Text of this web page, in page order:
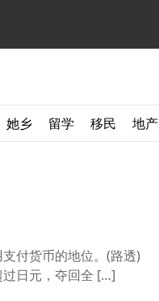
她乡 留学 移民 地产
付货币的地位。(路透)
过日元，夺回全 […]